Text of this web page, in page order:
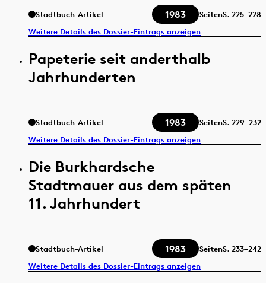
Stadtbuch-Artikel 1983 SeitenS. 225–228
Weitere Details des Dossier-Eintrags anzeigen
Papeterie seit anderthalb
Jahrhunderten
Stadtbuch-Artikel 1983 SeitenS. 229–232
Weitere Details des Dossier-Eintrags anzeigen
Die Burkhardsche
Stadtmauer aus dem späten
11. Jahrhundert
Stadtbuch-Artikel 1983 SeitenS. 233–242
Weitere Details des Dossier-Eintrags anzeigen